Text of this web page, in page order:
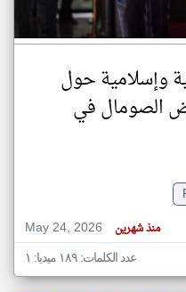
عربية وإسلامية حول
الصومال في
May 24, 2026
منذ شهرين
عدد الكلمات: ١٨٩ ميديا: ١